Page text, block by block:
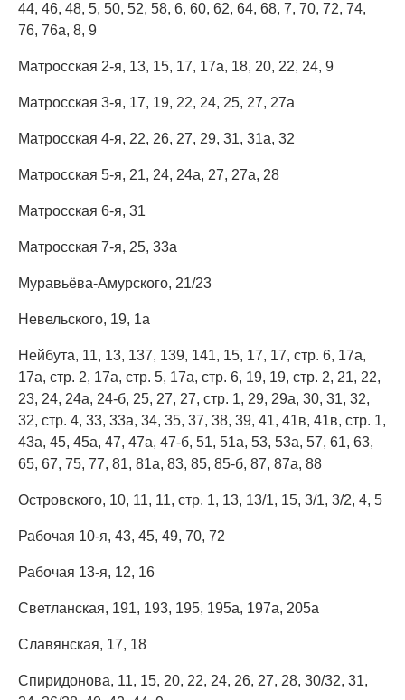
44, 46, 48, 5, 50, 52, 58, 6, 60, 62, 64, 68, 7, 70, 72, 74,
76, 76а, 8, 9
Матросская 2-я, 13, 15, 17, 17а, 18, 20, 22, 24, 9
Матросская 3-я, 17, 19, 22, 24, 25, 27, 27а
Матросская 4-я, 22, 26, 27, 29, 31, 31а, 32
Матросская 5-я, 21, 24, 24а, 27, 27а, 28
Матросская 6-я, 31
Матросская 7-я, 25, 33а
Муравьёва-Амурского, 21/23
Невельского, 19, 1а
Нейбута, 11, 13, 137, 139, 141, 15, 17, 17, стр. 6, 17а,
17а, стр. 2, 17а, стр. 5, 17а, стр. 6, 19, 19, стр. 2, 21, 22,
23, 24, 24а, 24-б, 25, 27, 27, стр. 1, 29, 29а, 30, 31, 32,
32, стр. 4, 33, 33а, 34, 35, 37, 38, 39, 41, 41в, 41в, стр. 1,
43а, 45, 45а, 47, 47а, 47-б, 51, 51а, 53, 53а, 57, 61, 63,
65, 67, 75, 77, 81, 81а, 83, 85, 85-б, 87, 87а, 88
Островского, 10, 11, 11, стр. 1, 13, 13/1, 15, 3/1, 3/2, 4, 5
Рабочая 10-я, 43, 45, 49, 70, 72
Рабочая 13-я, 12, 16
Светланская, 191, 193, 195, 195а, 197а, 205а
Славянская, 17, 18
Спиридонова, 11, 15, 20, 22, 24, 26, 27, 28, 30/32, 31,